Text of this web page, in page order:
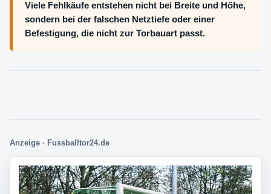
Viele Fehlkäufe entstehen nicht bei Breite und Höhe,
sondern bei der falschen Netztiefe oder einer
Befestigung, die nicht zur Torbauart passt.
Anzeige · Fussballtor24.de
Passende Treffer im Shop